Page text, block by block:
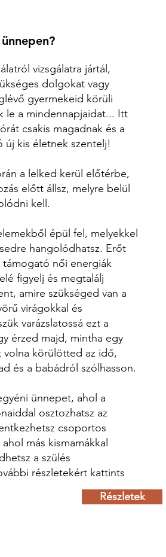
vizsgálatra jártál,
dolgokat vagy
gyermekeid körüli
le a mindennapjaidat... Itt
csakis magadnak és a
új kis életnek szentelj!
a lelked kerül előtérbe,
előtt állsz, melyre belül
kell.
épül fel, melyekkel
hangolódhatsz. Erőt
női energiák
figyelj és megtalálj
amire szükséged van a
virágokkal és
varázslatossá ezt a
érzed majd, mintha egy
volna körülötted az idő,
és a babádról szólhasson.
ünnepet, ahol a
osztozhatsz az
csoportos
más kismamákkal
a szülés
részletekért kattints
Részletek